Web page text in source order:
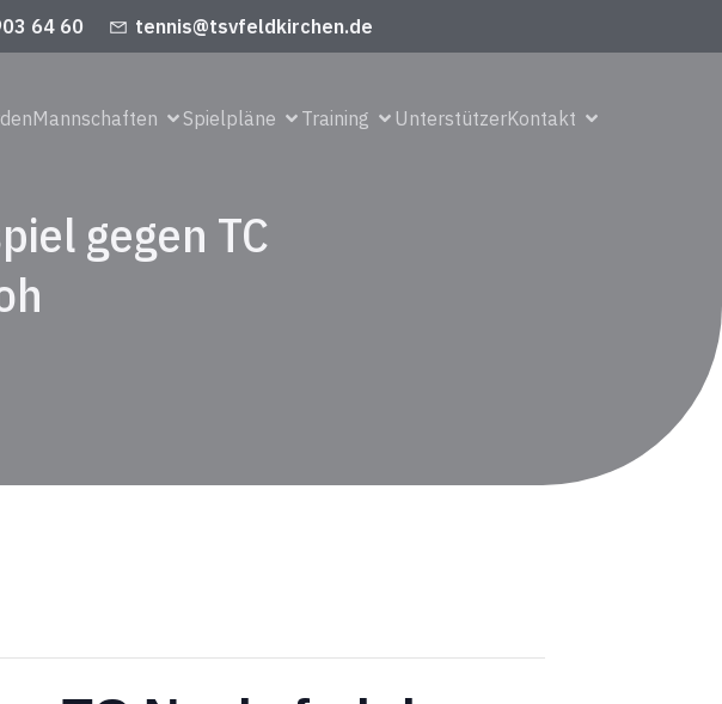
64 60 tennis@tsvfeldkirchen.de
Mannschaften Spielpläne Training UnterstützerKontakt
gegen TC